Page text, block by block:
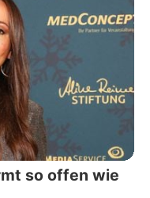
so offen wie